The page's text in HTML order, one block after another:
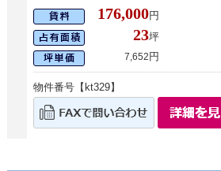
176,000円
23坪
7,652 円
物件番号【kt329】